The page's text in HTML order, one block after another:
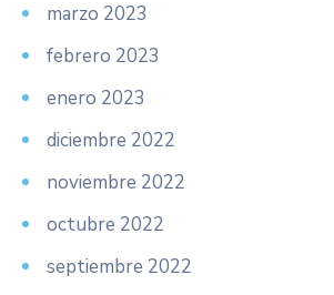
marzo 2023
febrero 2023
enero 2023
diciembre 2022
noviembre 2022
octubre 2022
septiembre 2022